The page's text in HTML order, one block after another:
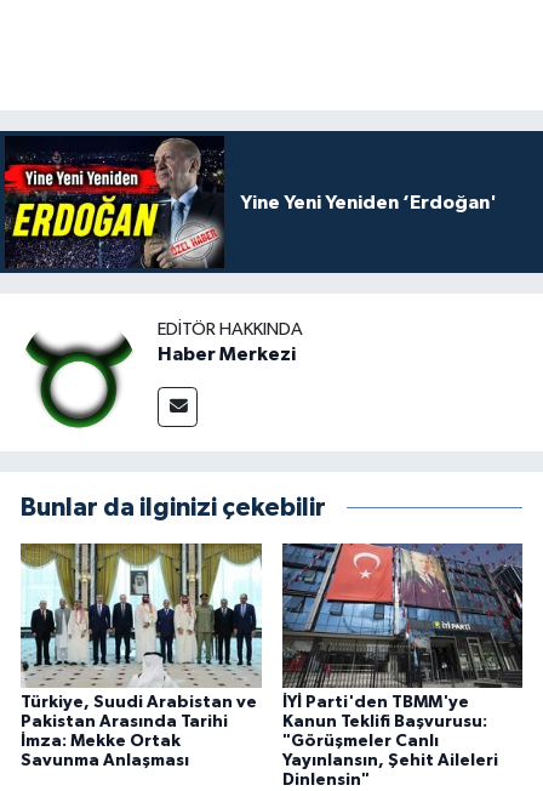
Yine Yeni Yeniden ‘Erdoğan'
EDITÖR HAKKINDA
Haber Merkezi
Bunlar da ilginizi çekebilir
Türkiye, Suudi Arabistan ve
Pakistan Arasında Tarihi
İmza: Mekke Ortak
Savunma Anlaşması
İYİ Parti'den TBMM'ye
Kanun Teklifi Başvurusu:
"Görüşmeler Canlı
Yayınlansın, Şehit Aileleri
Dinlensin"